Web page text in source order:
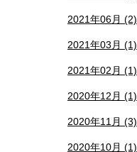
2021年06月 (2)
2021年03月 (1)
2021年02月 (1)
2020年12月 (1)
2020年11月 (3)
2020年10月 (1)